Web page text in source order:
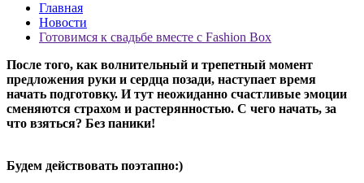
Главная
Новости
Готовимся к свадьбе вместе с Fashion Box
После того, как волнительный и трепетный момент
предложения руки и сердца позади, наступает время
начать подготовку. И тут неожиданно счастливые эмоции
сменяются страхом и растерянностью. С чего начать, за
что взяться? Без паники!
Будем действовать поэтапно:)